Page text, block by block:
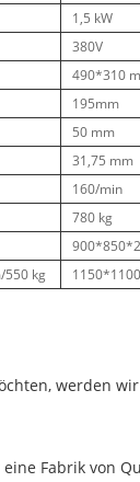
1,5 kW
380V
490*310
195mm
50 mm
31,75 mm
160/min
780 kg
550 kg
werden
Fabrik von